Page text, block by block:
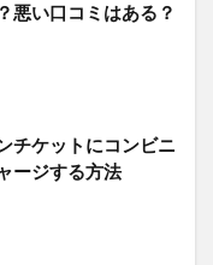
悪い口コミはある？
チケットにコンビニ
ージする方法